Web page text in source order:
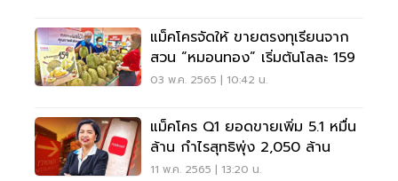
แม็คโครจัดให้ ขายตรงทุเรียนจาก
สวน “หมอนทอง” เริ่มต้นโลละ 159
03 พ.ค. 2565 | 10:42 น.
แม็คโคร Q1 ยอดขายเพิ่ม 5.1 หมื่น
ล้าน กำไรสุทธิพุ่ง 2,050 ล้าน
11 พ.ค. 2565 | 13:20 น.